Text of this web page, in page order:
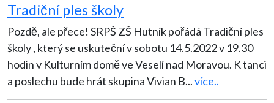
Tradiční ples školy
Pozdě, ale přece! SRPŠ ZŠ Hutník pořádá Tradiční ples
školy , který se uskuteční v sobotu 14.5.2022 v 19.30
hodin v Kulturním domě ve Veselí nad Moravou. K tanci
a poslechu bude hrát skupina Vivian B...více..